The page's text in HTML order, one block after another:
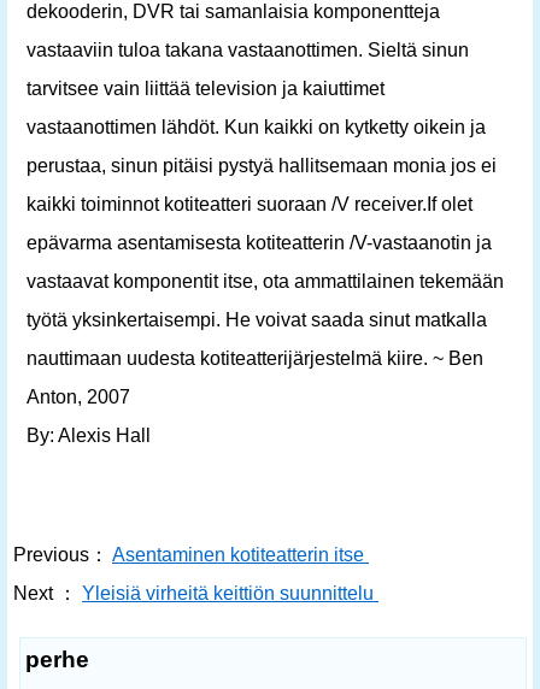
dekooderin, DVR tai samanlaisia ​​komponentteja
vastaaviin tuloa takana vastaanottimen. Sieltä sinun
tarvitsee vain liittää television ja kaiuttimet
vastaanottimen lähdöt. Kun kaikki on kytketty oikein ja
perustaa, sinun pitäisi pystyä hallitsemaan monia jos ei
kaikki toiminnot kotiteatteri suoraan /V receiver.If olet
epävarma asentamisesta kotiteatterin /V-vastaanotin ja
vastaavat komponentit itse, ota ammattilainen tekemään
työtä yksinkertaisempi. He voivat saada sinut matkalla
nauttimaan uudesta kotiteatterijärjestelmä kiire. ~ Ben
Anton, 2007
By: Alexis Hall
Previous： Asentaminen kotiteatterin itse
Next ：
Yleisiä virheitä keittiön suunnittelu
perhe